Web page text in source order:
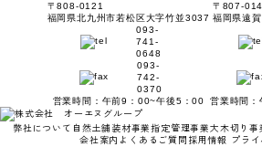
〒808-0121
福岡県北九州市若松区大字竹並3037
093-
741-
0648
093-
742-
0370
営業時間：午前9：00~午後5：00
〒807-
福岡県遠
営業時間
弊社について 自然土舗装材事業指定管理事業大木切り事
会社案内 よくあるご質問 採用情報 プラ